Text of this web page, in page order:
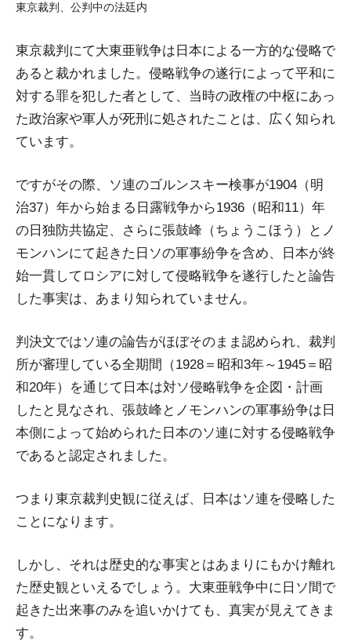
東京裁判、公判中の法廷内
東京裁判にて大東亜戦争は日本による一方的な侵略で
あると裁かれました。侵略戦争の遂行によって平和に
対する罪を犯した者として、当時の政権の中枢にあっ
た政治家や軍人が死刑に処されたことは、広く知られ
ています。
ですがその際、ソ連のゴルンスキー検事が1904（明
治37）年から始まる日露戦争から1936（昭和11）年
の日独防共協定、さらに張鼓峰（ちょうこほう）とノ
モンハンにて起きた日ソの軍事紛争を含め、日本が終
始一貫してロシアに対して侵略戦争を遂行したと論告
した事実は、あまり知られていません。
判決文ではソ連の論告がほぼそのまま認められ、裁判
所が審理している全期間（1928＝昭和3年～1945＝昭
和20年）を通じて日本は対ソ侵略戦争を企図・計画
したと見なされ、張鼓峰とノモンハンの軍事紛争は日
本側によって始められた日本のソ連に対する侵略戦争
であると認定されました。
つまり東京裁判史観に従えば、日本はソ連を侵略した
ことになります。
しかし、それは歴史的な事実とはあまりにもかけ離れ
た歴史観といえるでしょう。大東亜戦争中に日ソ間で
起きた出来事のみを追いかけても、真実が見えてきま
す。